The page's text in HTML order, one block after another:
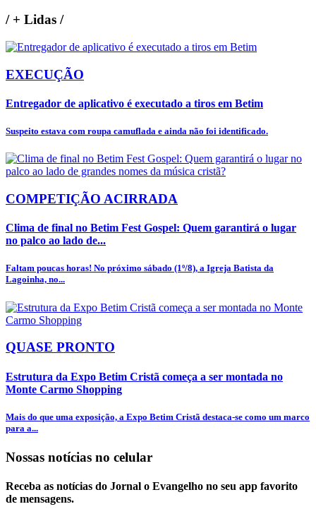
/+ Lidas /
EXECUÇÃO
Entregador de aplicativo é executado a tiros em Betim
Suspeito estava com roupa camuflada e ainda não foi identificado.
COMPETIÇÃO ACIRRADA
Clima de final no Betim Fest Gospel: Quem garantirá o lugar
no palco ao lado de...
Faltam poucas horas! No próximo sábado (1º/8), a Igreja Batista da
Lagoinha, no...
QUASE PRONTO
Estrutura da Expo Betim Cristã começa a ser montada no
Monte Carmo Shopping
Mais do que uma exposição, a Expo Betim Cristã destaca-se como um marco
para a...
Nossas notícias no celular
Receba as notícias do Jornal o Evangelho no seu app favorito
de mensagens.